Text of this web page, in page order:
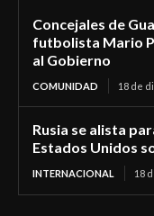
Concejales de
futbolista Mario
al Gobierno
COMUNIDAD 18 de
Rusia se alista
Estados Unidos
INTERNACIONAL 18